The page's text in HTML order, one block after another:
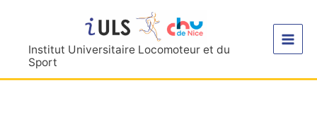
contenuInstitut Universitaire Locomoteur et du
Sport